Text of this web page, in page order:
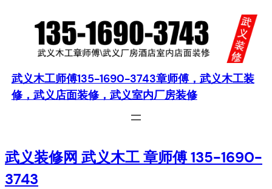
武义木工师傅135-1690-3743章师傅，武义木工装
修，武义店面装修，武义室内厂房装修
武义装修网 武义木工 章师傅 135-1690-
3743